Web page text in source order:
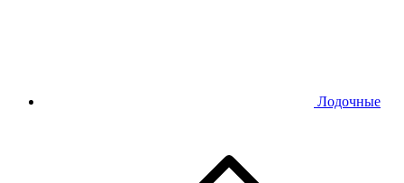
Лодочные